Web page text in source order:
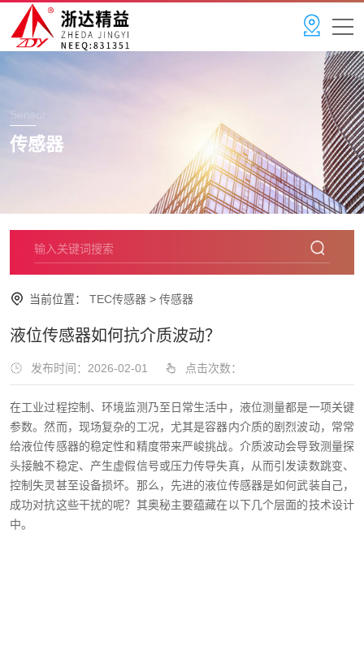
Sensor
传感器
当前位置： TEC传感器 > 传感器
液位传感器如何抗介质波动？
发布时间：2026-02-01 点击次数：
在工业过程控制、环境监测乃至日常生活中，液位测量都是一项关键
参数。然而，现场复杂的工况，尤其是容器内介质的剧烈波动，常常
给液位传感器的稳定性和精度带来严峻挑战。介质波动会导致测量探
头接触不稳定、产生虚假信号或压力传导失真，从而引发读数跳变、
控制失灵甚至设备损坏。那么，先进的液位传感器是如何武装自己，
成功对抗这些干扰的呢？其奥秘主要蕴藏在以下几个层面的技术设计
中。